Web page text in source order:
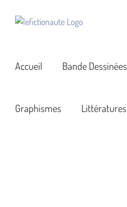
Accueil Bande Dessinées
Graphismes Littératures